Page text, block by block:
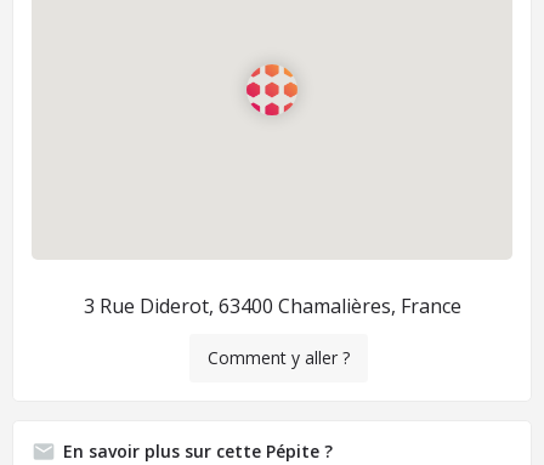
3 Rue Diderot, 63400 Chamalières, France
Comment y aller ?
En savoir plus sur cette Pépite ?